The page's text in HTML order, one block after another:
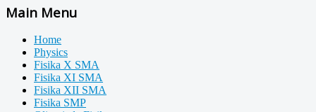
Main Menu
Home
Physics
Fisika X SMA
Fisika XI SMA
Fisika XII SMA
Fisika SMP